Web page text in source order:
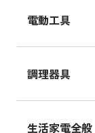
電動工具
調理器具
生活家電全般